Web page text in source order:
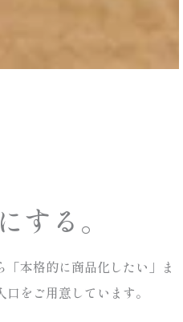
する。
「本格的に商品化したい」ま
をご用意しています。